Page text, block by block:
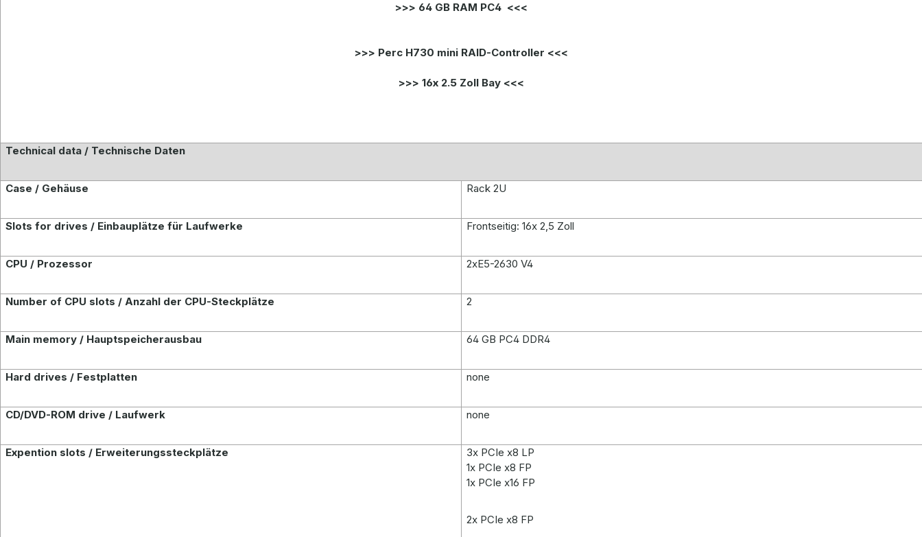
>>> 64 GB RAM PC4 <<<
>>> Perc H730 mini RAID-Controller <<<
>>> 16x 2.5 Zoll Bay <<<
Technical data / Technische Daten
Case / Gehäuse Rack 2U
Slots for drives / Einbauplätze für Laufwerke Frontseitig: 16x 2,5 Zoll
CPU / Prozessor 2xE5-2630 V4
Number of CPU slots / Anzahl der CPU-Steckplätze 2
Main memory / Hauptspeicherausbau 64 GB PC4 DDR4
Hard drives / Festplatten none
CD/DVD-ROM drive / Laufwerk none
Expention slots / Erweiterungssteckplätze
3x PCIe x8 LP
1x PCIe x8 FP
1x PCIe x16 FP
2x PCIe x8 FP